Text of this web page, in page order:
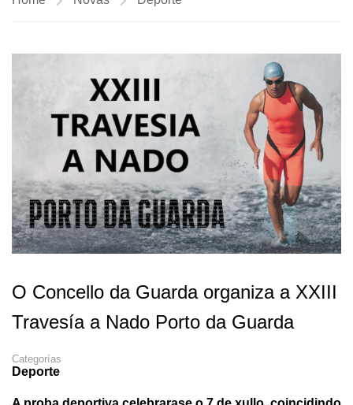
O Concello da Guarda organiza a XXIII
Travesía a Nado Porto da Guarda
Categorías
Deporte